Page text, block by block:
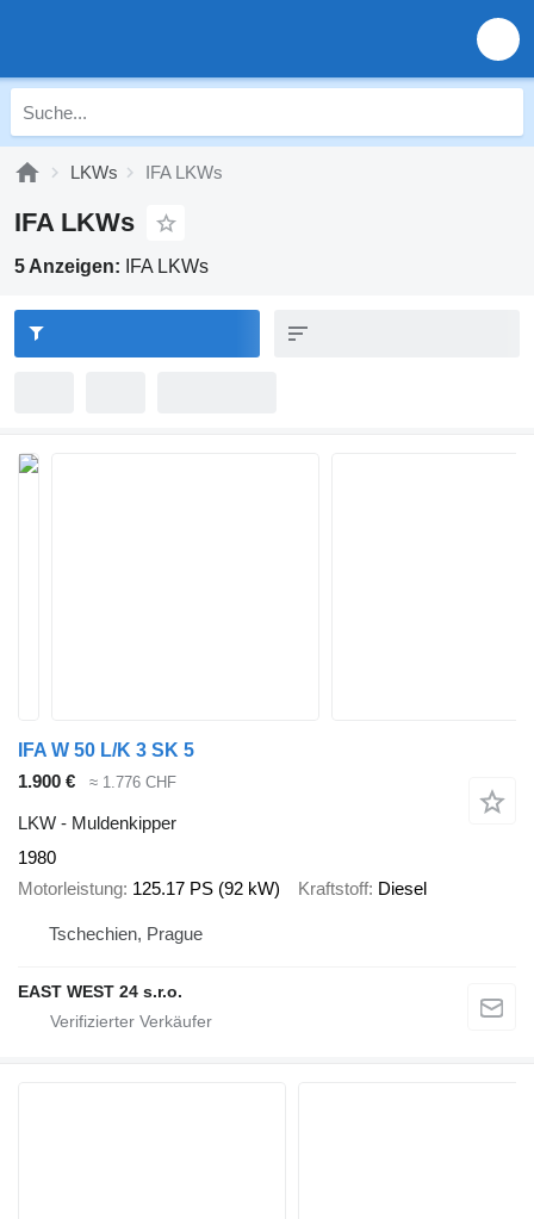
LKWs IFA LKWs
IFA LKWs
5 Anzeigen: IFA LKWs
IFA W 50 L/K 3 SK 5
1.900 €
≈ 1.776 CHF
LKW - Muldenkipper
1980
Motorleistung 125.17 PS (92 kW) Kraftstoff Diesel
Tschechien, Prague
EAST WEST 24 s.r.o.